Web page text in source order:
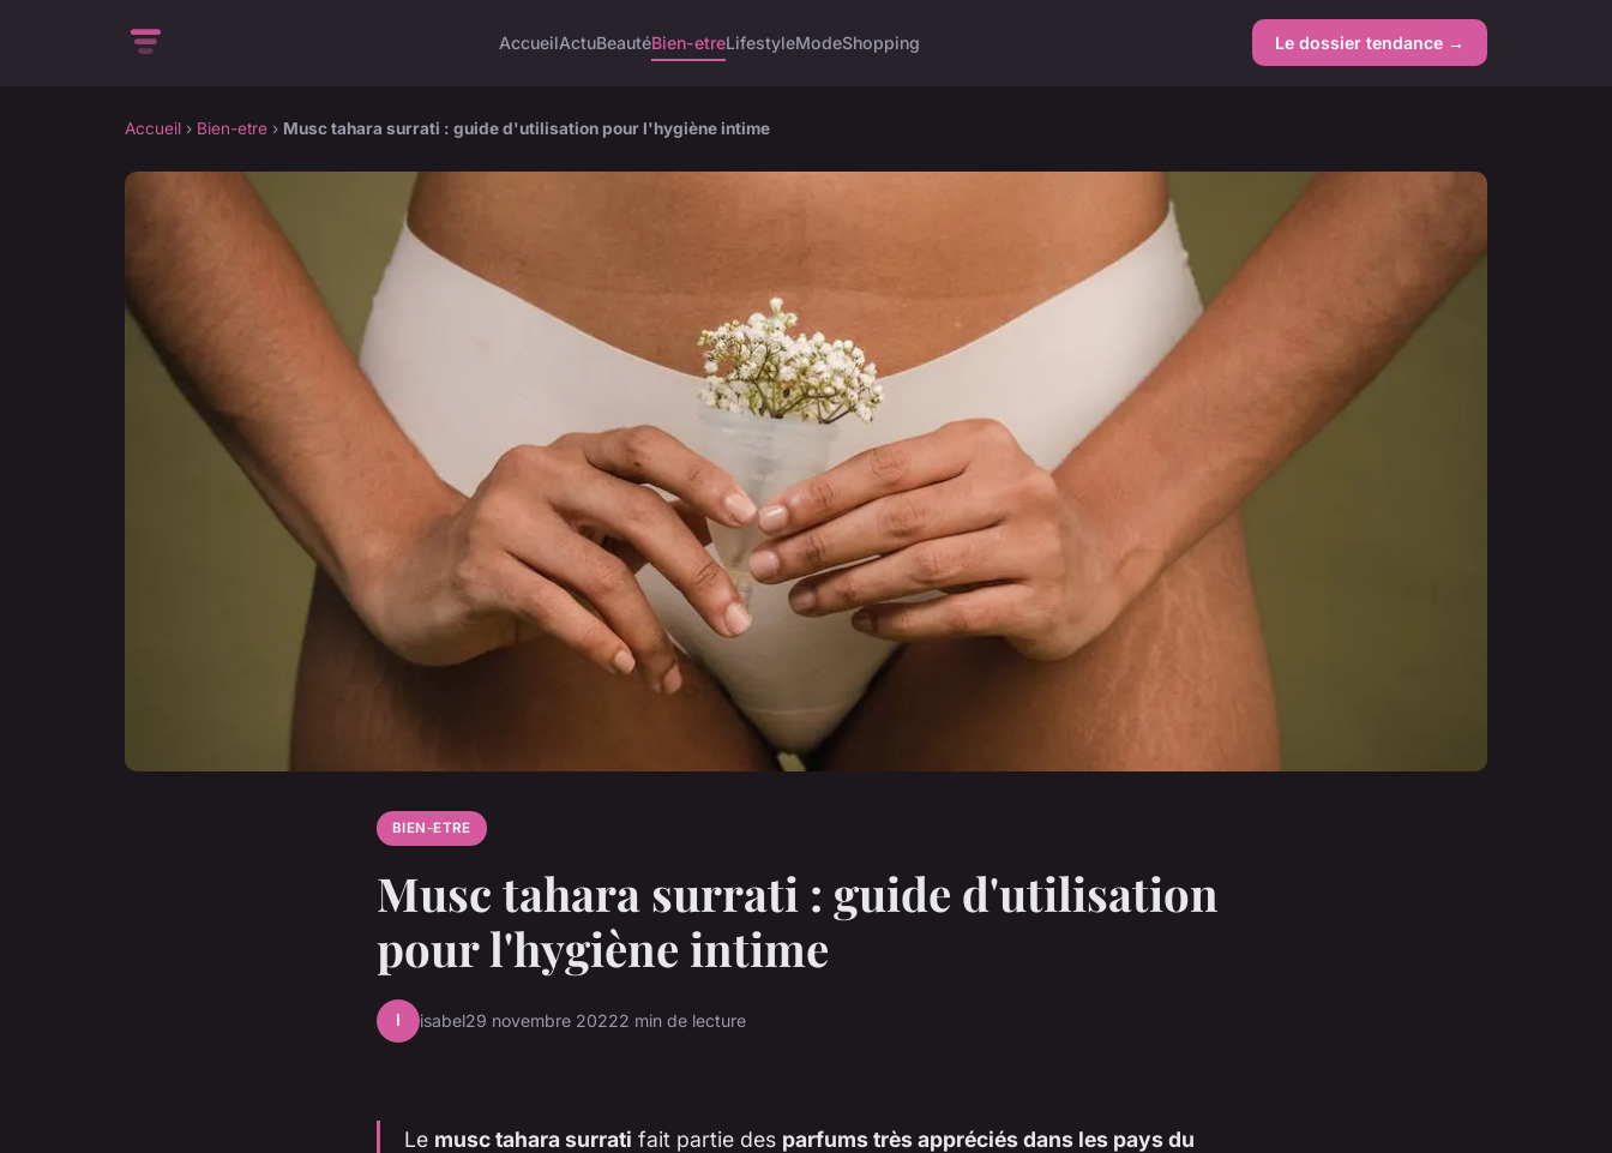
AccueilActuBeautéBien-etreLifestyleModeShopping Le dossier tendance →
Accueil › Bien-etre › Musc tahara surrati : guide d'utilisation pour l'hygiène intime
BIEN-ETRE
Musc tahara surrati : guide d'utilisation
pour l'hygiène intime
I isabel29 novembre 20222 min de lecture
Le musc tahara surrati fait partie des parfums très appréciés dans les pays du